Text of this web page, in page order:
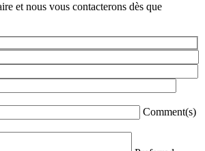
et nous vous contacterons dès que
Comment(s)